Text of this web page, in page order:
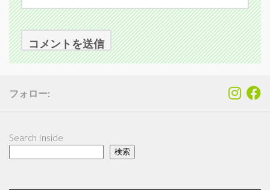
フォロー:
Search Inside
検索